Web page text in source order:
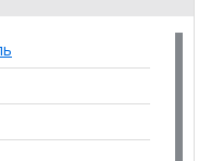
магазина
магазинах-